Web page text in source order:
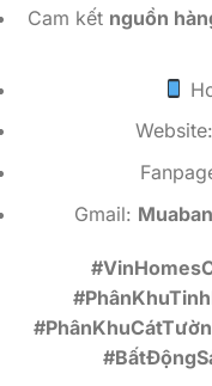
Cam kết nguồn
Website:
Gmail: